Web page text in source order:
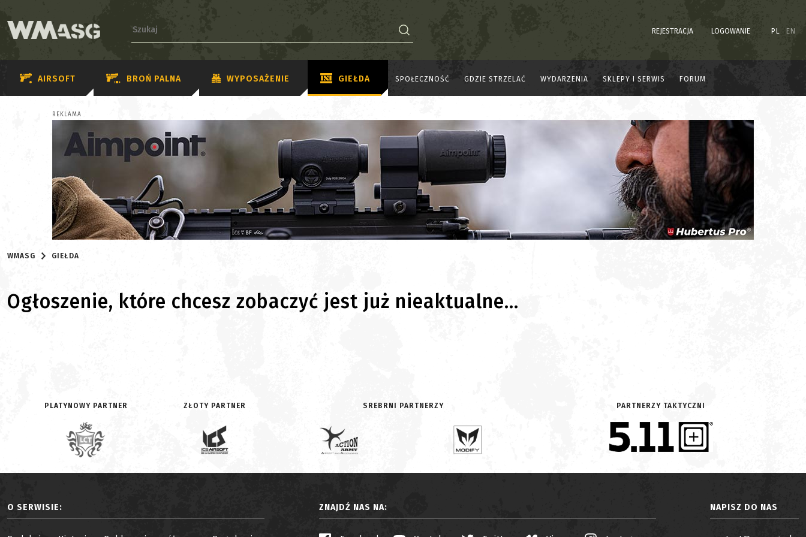
REJESTRACJA LOGOWANIE PL EN
AIRSOFT BROŃ PALNA WYPOSAŻENIE GIEŁDA SPOŁECZNOŚĆ GDZIE STRZELAĆ WYDARZENIA SKLEPY I SERWIS FORUM
REKLAMA
WMASG GIEŁDA
Ogłoszenie, które chcesz zobaczyć jest już nieaktualne...
PLATYNOWY PARTNER ZŁOTY PARTNER SREBRNI PARTNERZY PARTNERZY TAKTYCZNI
O SERWISIE: ZNAJDŹ NAS NA: NAPISZ DO NAS